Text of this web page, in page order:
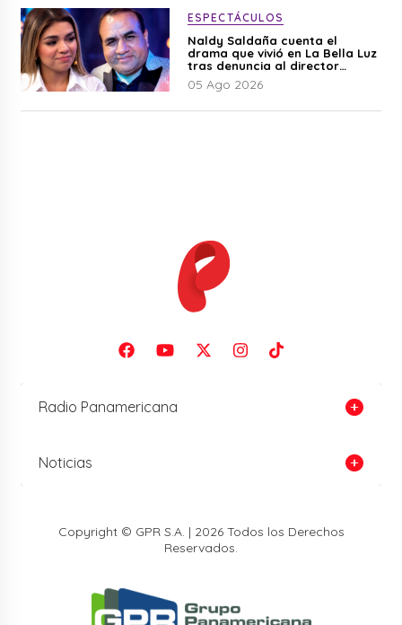
ESPECTÁCULOS
Naldy Saldaña cuenta el
drama que vivió en La Bella Luz
tras denuncia al director
musical: “No me parece justo”
05 Ago 2026
Radio Panamericana
Noticias
Copyright © GPR S.A. | 2026 Todos los Derechos
Reservados.